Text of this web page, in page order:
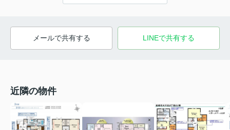
メールで共有する LINEで共有する
近隣の物件